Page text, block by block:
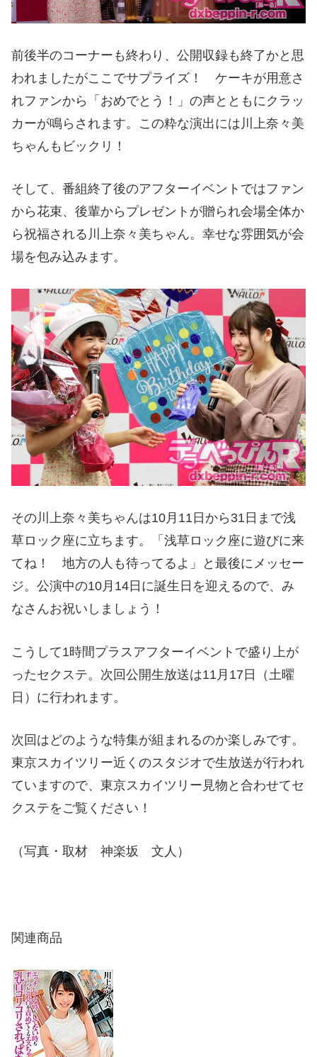
前後半のコーナーも終わり、公開収録も終了かと思
われましたがここでサプライズ！ ケーキが用意さ
れファンから「おめでとう！」の声とともにクラッ
カーが鳴らされます。この粋な演出には川上奈々美
ちゃんもビックリ！
そして、番組終了後のアフターイベントではファン
から花束、後輩からプレゼントが贈られ会場全体か
ら祝福される川上奈々美ちゃん。幸せな雰囲気が会
場を包み込みます。
その川上奈々美ちゃんは10月11日から31日まで浅
草ロック座に立ちます。「浅草ロック座に遊びに来
てね！ 地方の人も待ってるよ」と最後にメッセー
ジ。公演中の10月14日に誕生日を迎えるので、み
なさんお祝いしましょう！
こうして1時間プラスアフターイベントで盛り上が
ったセクステ。次回公開生放送は11月17日（土曜
日）に行われます。
次回はどのような特集が組まれるのか楽しみです。
東京スカイツリー近くのスタジオで生放送が行われ
ていますので、東京スカイツリー見物と合わせてセ
クステをご覧ください！
（写真・取材 神楽坂 文人）
関連商品